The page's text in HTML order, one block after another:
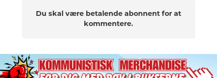
Du skal være betalende abonnent for at
kommentere.